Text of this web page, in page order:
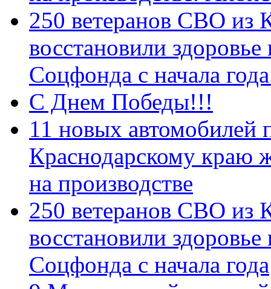
250 ветеранов СВО из
восстановили
Соцфонда с начала
С Днем Победы!!!
11 новых автомобилей
Краснодарскому краю
на производстве
250 ветеранов СВО из
восстановили
Соцфонда с начала года